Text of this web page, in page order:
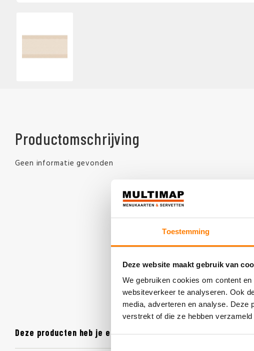
Toestemming
Deze website maakt gebruik van
We gebruiken cookies om content
websiteverkeer te analyseren. Ook
media, adverteren en analyse. Deze
verstrekt of die ze hebben
Productomschrijving
Geen informatie gevonden
Deze producten heb je eerder bekeken